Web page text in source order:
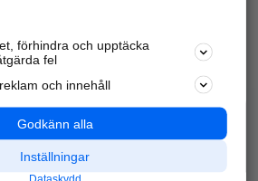
Populära sökningar
Annonsera
Integritet
Nödnummer
förhindra och upptäcka
fel
och innehåll
Godkänn alla
Inställningar
Dataskydd